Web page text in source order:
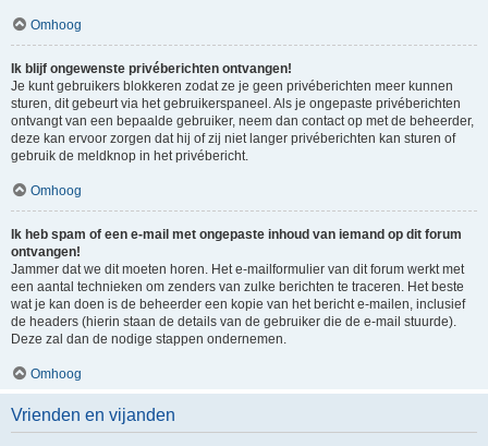
Omhoog
Ik blijf ongewenste privéberichten ontvangen!
Je kunt gebruikers blokkeren zodat ze je geen privéberichten meer kunnen
sturen, dit gebeurt via het gebruikerspaneel. Als je ongepaste privéberichten
ontvangt van een bepaalde gebruiker, neem dan contact op met de beheerder,
deze kan ervoor zorgen dat hij of zij niet langer privéberichten kan sturen of
gebruik de meldknop in het privébericht.
Omhoog
Ik heb spam of een e-mail met ongepaste inhoud van iemand op dit forum
ontvangen!
Jammer dat we dit moeten horen. Het e-mailformulier van dit forum werkt met
een aantal technieken om zenders van zulke berichten te traceren. Het beste
wat je kan doen is de beheerder een kopie van het bericht e-mailen, inclusief
de headers (hierin staan de details van de gebruiker die de e-mail stuurde).
Deze zal dan de nodige stappen ondernemen.
Omhoog
Vrienden en vijanden